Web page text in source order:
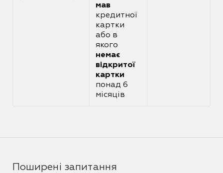
мав
кредитної
картки
або в
якого
немає
відкритої
картки
понад 6
місяців
Поширені запитання